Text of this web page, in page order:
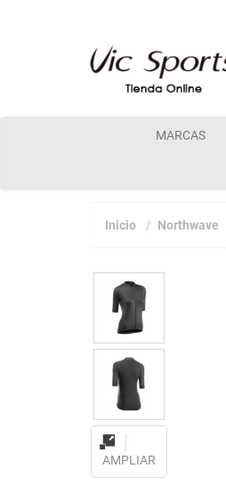
MARCAS
Inicio Northwave
AMPLIAR